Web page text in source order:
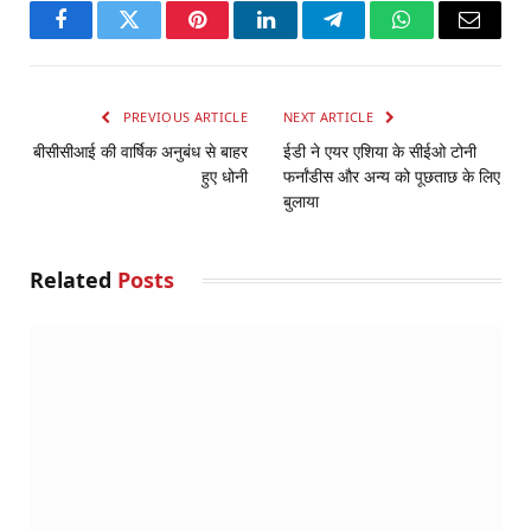
FacebookTwitter PinterestLinkedInTelegramWhatsApp
Email
PREVIOUS ARTICLE
बीसीसीआई की वार्षिक अनुबंध से बाहर
हुए धोनी
NEXT ARTICLE
ईडी ने एयर एशिया के सीईओ टोनी
फर्नांडीस और अन्‍य को पूछताछ के लिए
बुलाया
Related Posts